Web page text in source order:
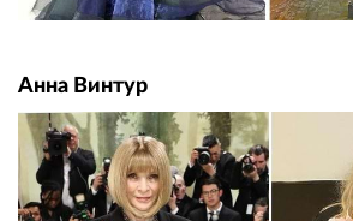
Анна Винтур